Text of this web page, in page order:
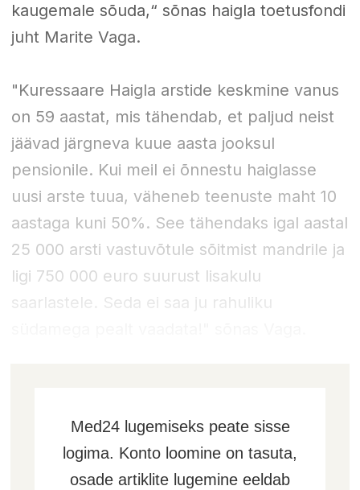
kaugemale sõuda,“ sõnas haigla toetusfondi
juht Marite Vaga.
"Kuressaare Haigla arstide keskmine vanus
on 59 aastat, mis tähendab, et paljud neist
jäävad järgneva kuue aasta jooksul
pensionile. Kui meil ei õnnestu haiglasse
uusi arste tuua, väheneb teenuste maht 10
aastaga kuni 50%. See tähendaks igal aastal
25 000 arsti vastuvõtule sõitmist mandrile ja
ligi 750 000 euro suurust lisakulu
saarlastele. Seda ei saa ju rahuliku
Med24 lugemiseks peate sisse
logima. Konto loomine on tasuta,
osade artiklite lugemine eeldab